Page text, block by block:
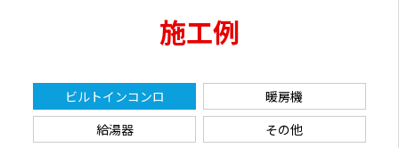
施工例
ビルトインコンロ
暖房機
給湯器
その他